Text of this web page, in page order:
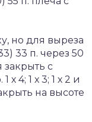
но для выреза
33 п. через 50
закрыть с
4; 1 х 3; 1 х 2 и
на высоте